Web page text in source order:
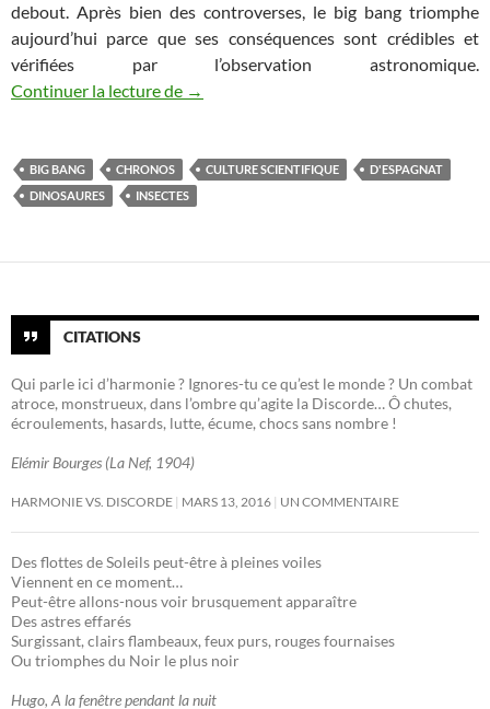
debout. Après bien des controverses, le big bang triomphe
aujourd’hui parce que ses conséquences sont crédibles et
vérifiées par l’observation astronomique.
Continuer la lecture de Recension de livres scientifiques (3)
→
BIG BANG CHRONOS CULTURE SCIENTIFIQUE
D'ESPAGNAT
DINOSAURES
INSECTES
CITATIONS
Qui parle ici d’harmonie ? Ignores-tu ce qu’est le monde ? Un combat
atroce, monstrueux, dans l’ombre qu’agite la Discorde… Ô chutes,
écroulements, hasards, lutte, écume, chocs sans nombre !
Elémir Bourges (La Nef, 1904)
HARMONIE VS. DISCORDE MARS 13, 2016 UN COMMENTAIRE
Des flottes de Soleils peut-être à pleines voiles
Viennent en ce moment…
Peut-être allons-nous voir brusquement apparaître
Des astres effarés
Surgissant, clairs flambeaux, feux purs, rouges fournaises
Ou triomphes du Noir le plus noir
Hugo, A la fenêtre pendant la nuit